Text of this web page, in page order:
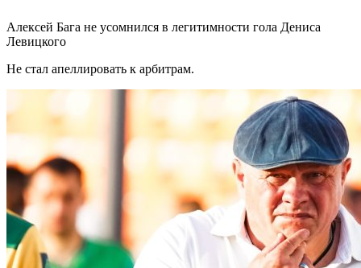
Алексей Бага не усомнился в легитимности гола Дениса
Левицкого
Не стал апеллировать к арбитрам.